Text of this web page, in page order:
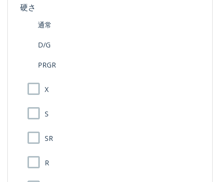
硬さ
通常
D/G
PRGR
X
S
SR
R